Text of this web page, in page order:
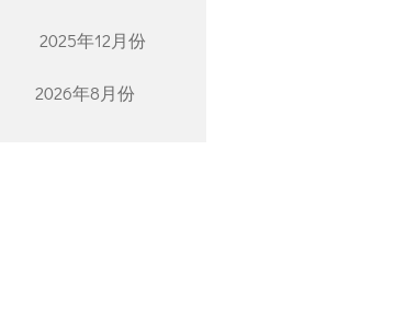
2025年12月份
2026年8月份